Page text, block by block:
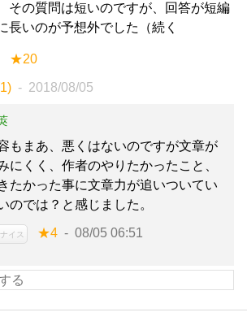
その質問は短いのですが、回答が短編
長いのが予想外でした（続く
★20
2018/08/05
もまあ、悪くはないのですが文章が
にくく、作者のやりたかったこと、
たかった事に文章力が追いついてい
のでは？と感じました。
ナイス ★4 08/05 06:51